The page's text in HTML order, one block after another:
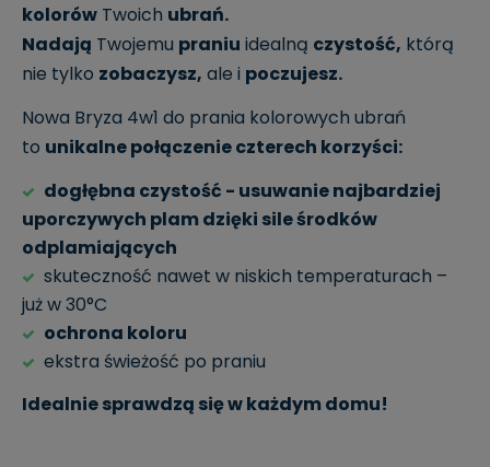
kolorów Twoich ubrań.
Nadają Twojemu praniu idealną czystość, którą
nie tylko zobaczysz, ale i poczujesz.
Nowa Bryza 4w1 do prania kolorowych ubrań
to unikalne połączenie czterech korzyści:
dogłębna czystość - usuwanie najbardziej
uporczywych plam dzięki sile środków
odplamiających
skuteczność nawet w niskich temperaturach –
już w 30°C
ochrona koloru
ekstra świeżość po praniu
Idealnie sprawdzą się w każdym domu!